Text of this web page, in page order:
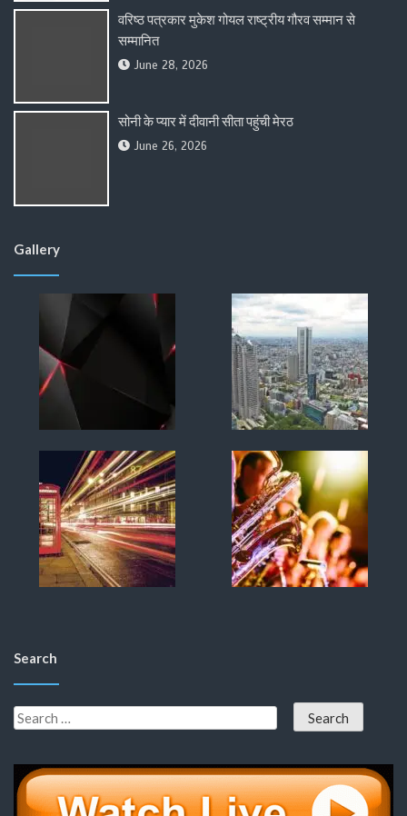
वरिष्ठ पत्रकार मुकेश गोयल राष्ट्रीय गौरव सम्मान से
सम्मानित
June 28, 2026
सोनी के प्यार में दीवानी सीता पहुंची मेरठ
June 26, 2026
Gallery
Search